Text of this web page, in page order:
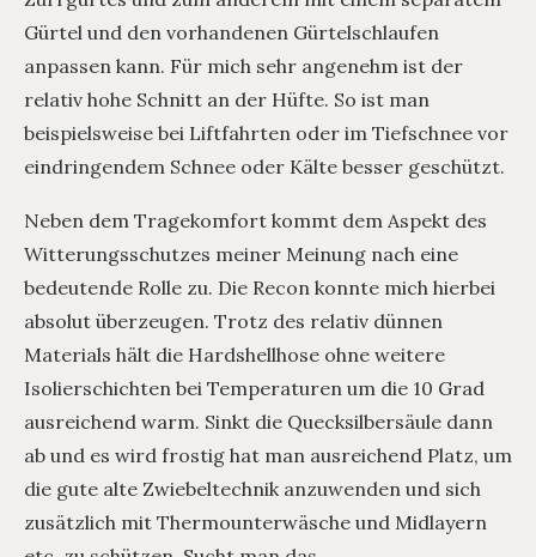
Gürtel und den vorhandenen Gürtelschlaufen
anpassen kann. Für mich sehr angenehm ist der
relativ hohe Schnitt an der Hüfte. So ist man
beispielsweise bei Liftfahrten oder im Tiefschnee vor
eindringendem Schnee oder Kälte besser geschützt.
Neben dem Tragekomfort kommt dem Aspekt des
Witterungsschutzes meiner Meinung nach eine
bedeutende Rolle zu. Die Recon konnte mich hierbei
absolut überzeugen. Trotz des relativ dünnen
Materials hält die Hardshellhose ohne weitere
Isolierschichten bei Temperaturen um die 10 Grad
ausreichend warm. Sinkt die Quecksilbersäule dann
ab und es wird frostig hat man ausreichend Platz, um
die gute alte Zwiebeltechnik anzuwenden und sich
zusätzlich mit Thermounterwäsche und Midlayern